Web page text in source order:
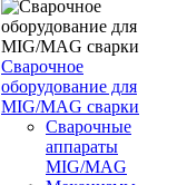
Сварочное
оборудование для
MIG/MAG сварки
Сварочные
аппараты
MIG/MAG